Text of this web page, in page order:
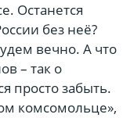
Останется
без неё?
вечно. А что
– так о
просто забыть.
комсомольце»,